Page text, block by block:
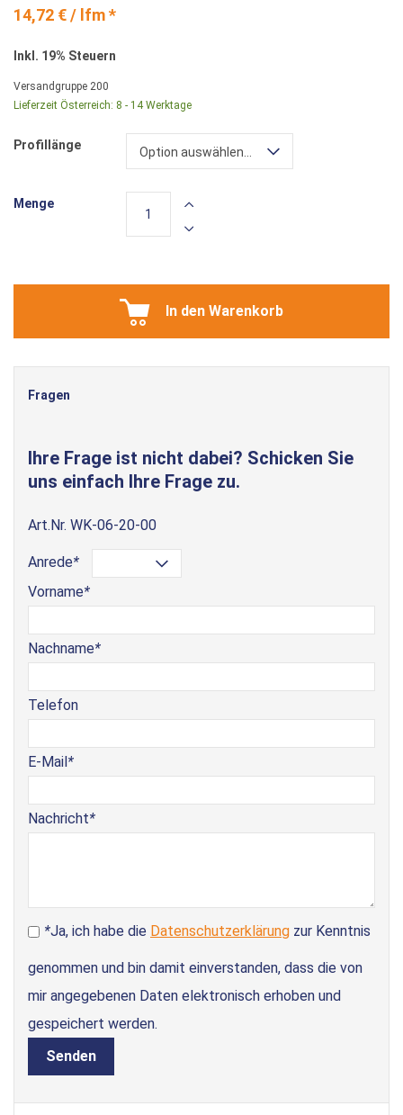
14,72 € / lfm *
Inkl. 19% Steuern
Versandgruppe 200
Lieferzeit Österreich: 8 - 14 Werktage
Profillänge Option auswählen...
Menge
In den Warenkorb
Fragen
Ihre Frage ist nicht dabei? Schicken Sie
uns einfach Ihre Frage zu.
Art.Nr. WK-06-20-00
Anrede*
Vorname*
Nachname*
Telefon
E-Mail*
Nachricht*
*Ja, ich habe die Datenschutzerklärung zur Kenntnis
genommen und bin damit einverstanden, dass die von
mir angegebenen Daten elektronisch erhoben und
gespeichert werden.
Senden